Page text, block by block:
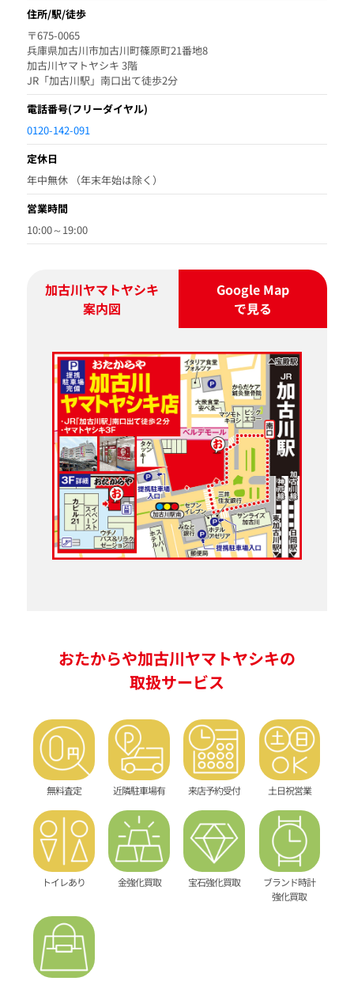
住所/駅/徒歩
〒675-0065
兵庫県加古川市加古川町篠原町21番地8
加古川ヤマトヤシキ 3階
JR「加古川駅」南口出て徒歩2分
電話番号(フリーダイヤル)
0120-142-091
定休日
年中無休 （年末年始は除く）
営業時間
10:00～19:00
加古川ヤマトヤシキ
案内図
Google Map
で見る
おたからや加古川ヤマトヤシキの
取扱サービス
無料査定 近隣駐車場有 来店予約受付 土日祝営業
トイレあり 金強化買取 宝石強化買取
ブランド時計
強化買取